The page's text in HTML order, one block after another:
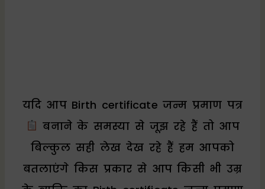
यदि आप Birth certificate जन्म प्रमाण पत्र
बनाने के समस्या से जूझ रहे हैं तो आप
बिल्कुल सही लेख देख रहे हैं हम आपको
बतलाएंगे किस प्रकार से आप किसी भी उम्र